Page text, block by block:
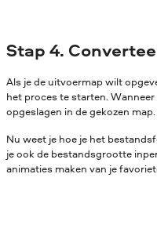
Stap 4.
Als je de uitvoermap wilt
het proces te starten.
opgeslagen in de gekozen map.
Nu weet je hoe je het
je ook de bestandsgrootte
animaties maken van je